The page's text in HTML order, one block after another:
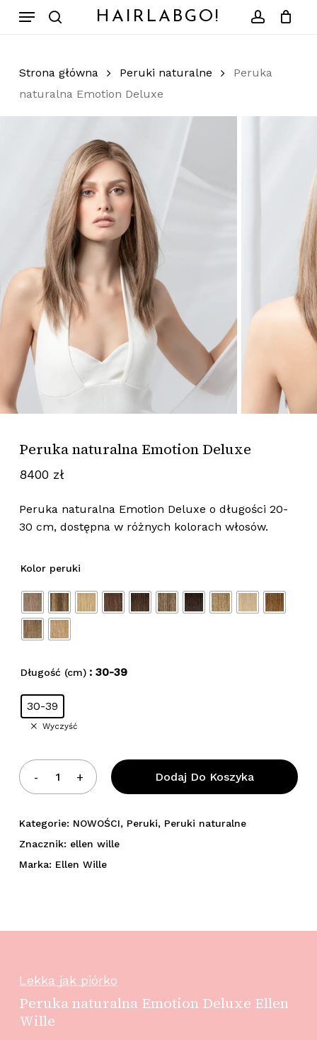
HAIRLABGO!
Menu
Strona główna Peruki naturalne
Peruka
naturalna Emotion Deluxe
Peruka naturalna Emotion Deluxe
8400 zł
Peruka naturalna Emotion Deluxe o długości 20-
30 cm, dostępna w różnych kolorach włosów.
Kolor peruki
Długość (cm) : 30-39
30-39
Wyczyść
Dodaj Do Koszyka
Kategorie: NOWOŚCI, Peruki, Peruki naturalne
Znacznik: ellen wille
Marka: Ellen Wille
Lekka jak piórko
Peruka naturalna Emotion Deluxe Ellen
Wille